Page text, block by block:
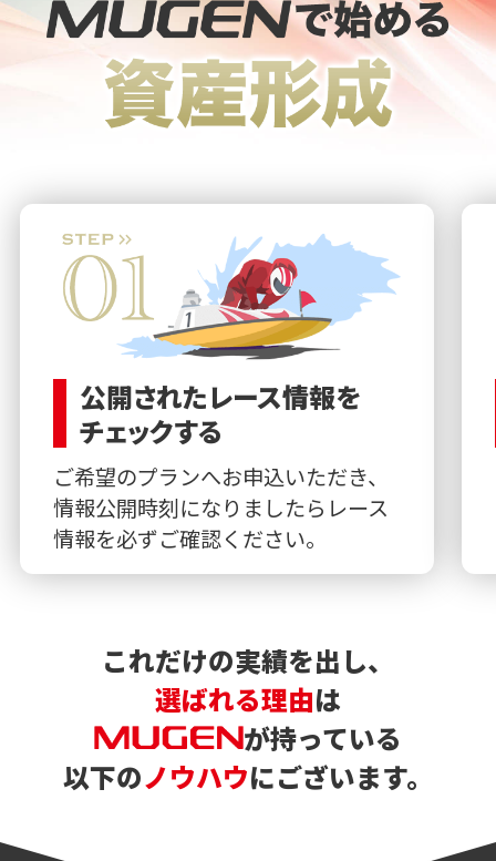
公開されたレース情報を
チェックする
ご希望のプランへお申込いただき、
情報公開時刻になりましたらレース
情報を必ずご確認ください。
これだけの実績を出し、
選ばれる理由は
が持っている
以下のノウハウにございます。